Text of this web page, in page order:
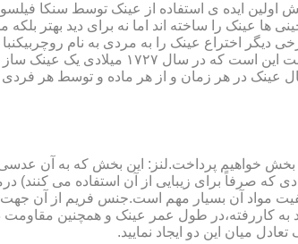
ایده ی استفاده از عینک توسط سنکا
عینک را ساخته اند اما نه برای دید بهتر
گوی شیشه ای روی کتاب خطوط و کلمات را درشت تر و
در هر زمان و از هر ماده و توسط هر فردی
خواهیم پرداخت.لنز: این بخش که به آن
که صرفاً برای زیبایی از آن استفاده می
مواد آن بسیار مهم است.جنس فریم از آن
کاررفته،در طول عمر عینک و همچنین مقاومت
میان این دو ایجاد نمایید.